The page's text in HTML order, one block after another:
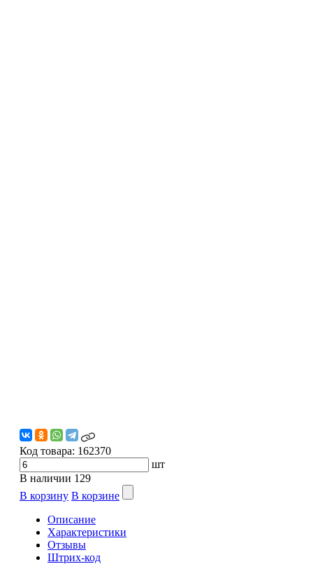
Код товара: 162370
шт
В наличии 129
В корзину В корзине
Описание
Характеристики
Отзывы
Штрих-код